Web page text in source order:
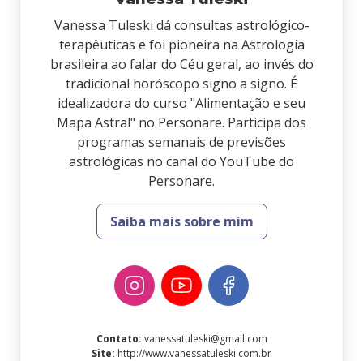
Vanessa Tuleski dá consultas astrológico-
terapêuticas e foi pioneira na Astrologia
brasileira ao falar do Céu geral, ao invés do
tradicional horóscopo signo a signo. É
idealizadora do curso "Alimentação e seu
Mapa Astral" no Personare. Participa dos
programas semanais de previsões
astrológicas no canal do YouTube do
Personare.
Saiba mais sobre mim
Contato: vanessatuleski@gmail.com
Site: http://www.vanessatuleski.com.br